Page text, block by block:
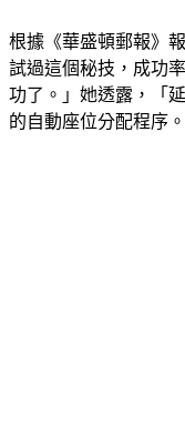
根據《華盛頓郵報》
試過這個秘技，成功
功了。」她透露，「
的自動座位分配程序。